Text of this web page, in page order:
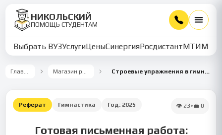
НИКОЛЬСКИЙ
ПОМОЩЬ СТУДЕНТАМ
Выбрать ВУЗУслугиЦеныСинергияРосдистантМТИММУ
Главная Магазин работ Строевые упражнения в гимнастике
Реферат Гимнастика Год: 2025 👁 23•💼 0
Готовая письменная работа: